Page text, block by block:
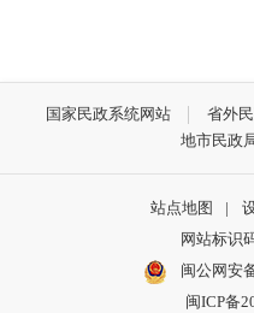
国家民政系统网站 省外
地市民政
站点地图 |
网站标识
闽公网安
闽ICP备